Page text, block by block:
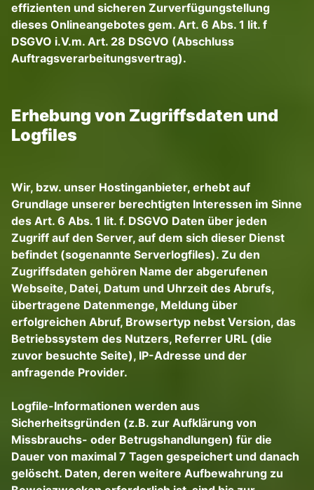
effizienten und sicheren Zurverfügungstellung
dieses Onlineangebotes gem. Art. 6 Abs. 1 lit. f
DSGVO i.V.m. Art. 28 DSGVO (Abschluss
Auftragsverarbeitungsvertrag).
Erhebung von Zugriffsdaten und
Logfiles
Wir, bzw. unser Hostinganbieter, erhebt auf
Grundlage unserer berechtigten Interessen im Sinne
des Art. 6 Abs. 1 lit. f. DSGVO Daten über jeden
Zugriff auf den Server, auf dem sich dieser Dienst
befindet (sogenannte Serverlogfiles). Zu den
Zugriffsdaten gehören Name der abgerufenen
Webseite, Datei, Datum und Uhrzeit des Abrufs,
übertragene Datenmenge, Meldung über
erfolgreichen Abruf, Browsertyp nebst Version, das
Betriebssystem des Nutzers, Referrer URL (die
zuvor besuchte Seite), IP-Adresse und der
anfragende Provider.
Logfile-Informationen werden aus
Sicherheitsgründen (z.B. zur Aufklärung von
Missbrauchs- oder Betrugshandlungen) für die
Dauer von maximal 7 Tagen gespeichert und danach
gelöscht. Daten, deren weitere Aufbewahrung zu